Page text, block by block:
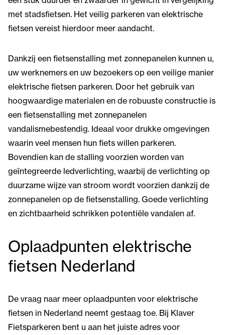
met stadsfietsen. Het veilig parkeren van elektrische
fietsen vereist hierdoor meer aandacht.
Dankzij een fietsenstalling met zonnepanelen kunnen u,
uw werknemers en uw bezoekers op een veilige manier
elektrische fietsen parkeren. Door het gebruik van
hoogwaardige materialen en de robuuste constructie is
een fietsenstalling met zonnepanelen
vandalismebestendig. Ideaal voor drukke omgevingen
waarin veel mensen hun fiets willen parkeren.
Bovendien kan de stalling voorzien worden van
geïntegreerde ledverlichting, waarbij de verlichting op
duurzame wijze van stroom wordt voorzien dankzij de
zonnepanelen op de fietsenstalling. Goede verlichting
en zichtbaarheid schrikken potentiële vandalen af.
Oplaadpunten elektrische
fietsen Nederland
De vraag naar meer oplaadpunten voor elektrische
fietsen in Nederland neemt gestaag toe. Bij Klaver
Fietsparkeren bent u aan het juiste adres voor